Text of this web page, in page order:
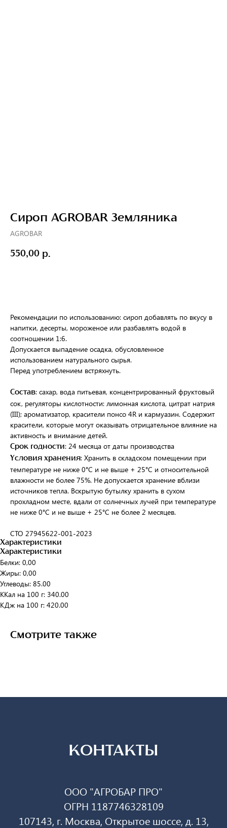
Сироп AGROBAR Земляника
AGROBAR
550,00 р.
Рекомендации по использованию: сироп добавлять по вкусу в
напитки, десерты, мороженое или разбавлять водой в
соотношении 1:6.
Допускается выпадение осадка, обусловленное
использованием натурального сырья.
Перед употреблением встряхнуть.
Состав: сахар, вода питьевая, концентрированный фруктовый
сок, регуляторы кислотности: лимонная кислота, цитрат натрия
(III); ароматизатор, красители понсо 4R и кармуазин. Содержит
красители, которые могут оказывать отрицательное влияние на
активность и внимание детей.
Срок годности: 24 месяца от даты производства
Условия хранения: Хранить в складском помещении при
температуре не ниже 0°С и не выше + 25°С и относительной
влажности не более 75%. Не допускается хранение вблизи
источников тепла. Вскрытую бутылку хранить в сухом
прохладном месте, вдали от солнечных лучей при температуре
не ниже 0°С и не выше + 25°С не более 2 месяцев.
СТО 27945622-001-2023
Характеристики
Характеристики
Белки: 0,00
Жиры: 0,00
Углеводы: 85.00
ККал на 100 г: 340.00
КДж на 100 г: 420.00
Смотрите также
КОНТАКТЫ
ООО "АГРОБАР ПРО"
ОГРН 1187746328109
107143, г. Москва, Открытое шоссе, д. 13,